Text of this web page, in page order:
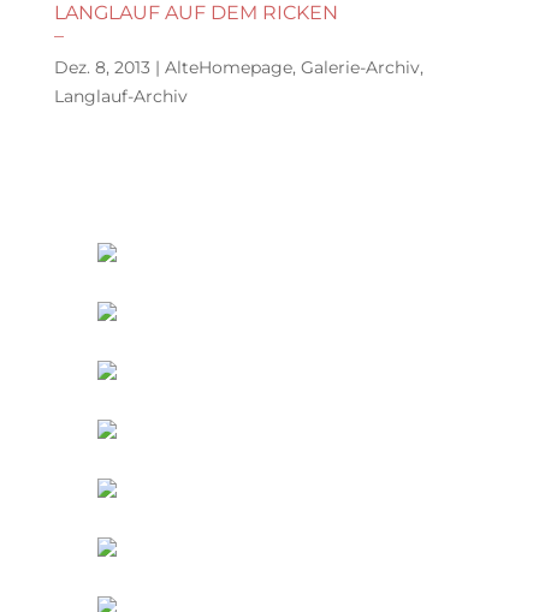
LANGLAUF AUF DEM RICKEN
–
Dez. 8, 2013| AlteHomepage, Galerie-Archiv,
Langlauf-Archiv